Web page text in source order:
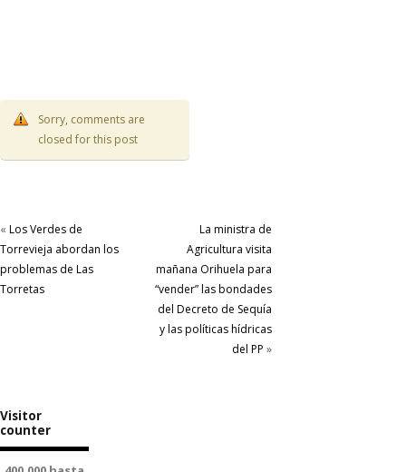
Sorry, comments are
closed for this post
« Los Verdes de
Torrevieja abordan los
problemas de Las
Torretas
La ministra de
Agricultura visita
mañana Orihuela para
“vender” las bondades
del Decreto de Sequía
y las políticas hídricas
del PP »
Visitor
counter